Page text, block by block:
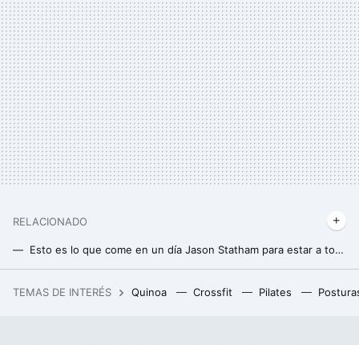
RELACIONADO
Esto es lo que come en un día Jason Statham para estar a tope con 56 años
TEMAS DE INTERÉS Quinoa Crossfit Pilates